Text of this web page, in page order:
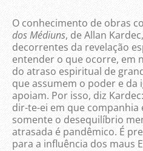
O conhecimento de obras
dos Médiuns, de Allan
decorrentes da revelação
entender o que ocorre, em
do atraso espiritual de
que assumem o poder e da
apoiam. Por isso, diz
dir-te-ei em que companhia
somente o desequilíbrio
atrasada é pandêmico. É
para a influência dos maus